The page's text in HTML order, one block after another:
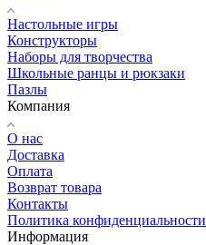
Настольные игры
Конструкторы
Наборы для творчества
Школьные ранцы и рюкзаки
Пазлы
Компания
О нас
Доставка
Оплата
Возврат товара
Контакты
Политика конфиденциальности
Информация